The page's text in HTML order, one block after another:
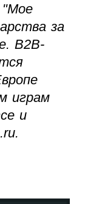
"Мое
за
B2B-
играм
и